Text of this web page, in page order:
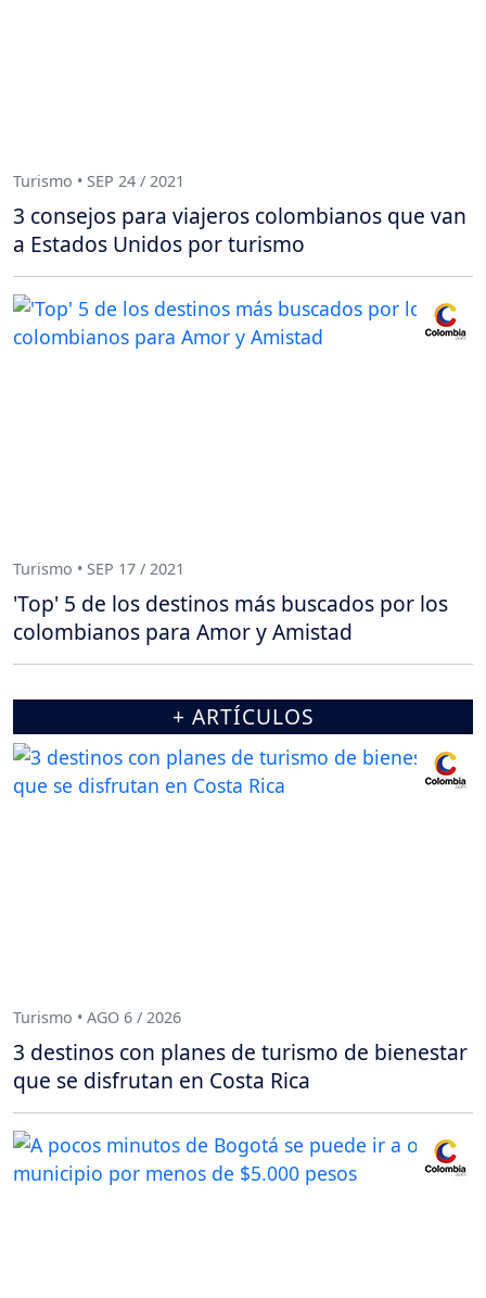
Turismo • SEP 24 / 2021
3 consejos para viajeros colombianos que van
a Estados Unidos por turismo
Turismo • SEP 17 / 2021
'Top' 5 de los destinos más buscados por los
colombianos para Amor y Amistad
+ ARTÍCULOS
Turismo • AGO 6 / 2026
3 destinos con planes de turismo de bienestar
que se disfrutan en Costa Rica